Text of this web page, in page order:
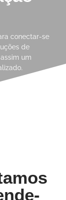
conectar-se
de
um